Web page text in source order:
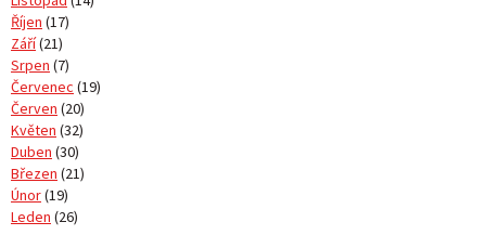
Říjen (17)
Září(21)
Srpen (7)
Červenec (19)
Červen (20)
Květen (32)
Duben (30)
Březen (21)
Únor(19)
Leden (26)